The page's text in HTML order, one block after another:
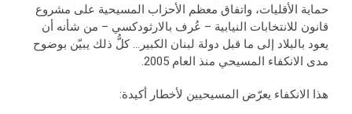
حماية الأقليات، واتفاق معظم الأحزاب المسيحية على مشروع
قانون للانتخابات النيابية – عُرف بالارثودكسي – من شأنه أن
يعود بالبلاد إلى ما قبل دولة لبنان الكبير... كلُّ ذلك يبيّن بوضوح
مدى الانكفاء المسيحي منذ العام 2005.
هذا الانكفاء يعرّض المسيحيين لأخطار أكيدة: